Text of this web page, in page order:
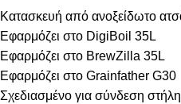
Κατασκευή από ανοξείδωτο
Εφαρμόζει στο DigiBoil 35L
Εφαρμόζει στο BrewZilla 35L
Εφαρμόζει στο Grainfather G30
Σχεδιασμένο για σύνδεση